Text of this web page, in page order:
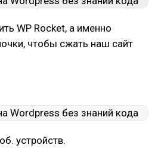
WP Rocket, а именно
чтобы сжать наш сайт
устройств.